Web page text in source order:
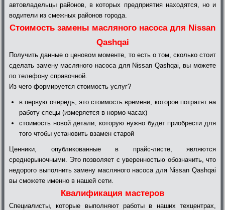
автовладельцы районов, в которых предприятия находятся, но и
водители из смежных районов города.
Стоимость замены масляного насоса для Nissan
Qashqai
Получить данные о ценовом моменте, то есть о том, сколько стоит
сделать замену масляного насоса для Nissan Qashqai, вы можете
по телефону справочной.
Из чего формируется стоимость услуг?
в первую очередь, это стоимость времени, которое потратят на
работу спецы (измеряется в нормо-часах)
стоимость новой детали, которую нужно будет приобрести для
того чтобы установить взамен старой
Ценники, опубликованные в прайс-листе, являются
среднерыночными. Это позволяет с уверенностью обозначить, что
недорого выполнить замену масляного насоса для Nissan Qashqai
вы сможете именно в нашей сети.
Квалификация мастеров
Специалисты, которые выполняют работы в наших техцентрах,